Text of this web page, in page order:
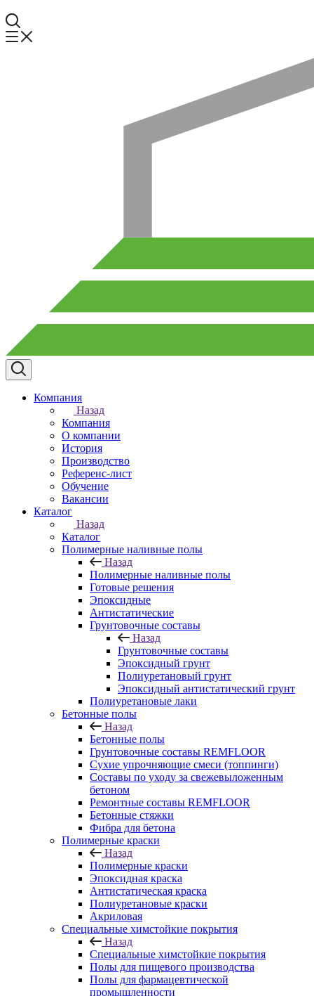
Компания
Назад
Компания
О компании
История
Производство
Референс-лист
Обучение
Вакансии
Каталог
Назад
Каталог
Полимерные наливные полы
Назад
Полимерные наливные полы
Готовые решения
Эпоксидные
Антистатические
Грунтовочные составы
Назад
Грунтовочные составы
Эпоксидный грунт
Полиуретановый грунт
Эпоксидный антистатический грунт
Полиуретановые лаки
Бетонные полы
Назад
Бетонные полы
Грунтовочные составы REMFLOOR
Сухие упрочняющие смеси (топпинги)
Составы по уходу за свежевыложенным
бетоном
Ремонтные составы REMFLOOR
Бетонные стяжки
Фибра для бетона
Полимерные краски
Назад
Полимерные краски
Эпоксидная краска
Антистатическая краска
Полиуретановые краски
Акриловая
Специальные химстойкие покрытия
Назад
Специальные химстойкие покрытия
Полы для пищевого производства
Полы для фармацевтической
промышленности